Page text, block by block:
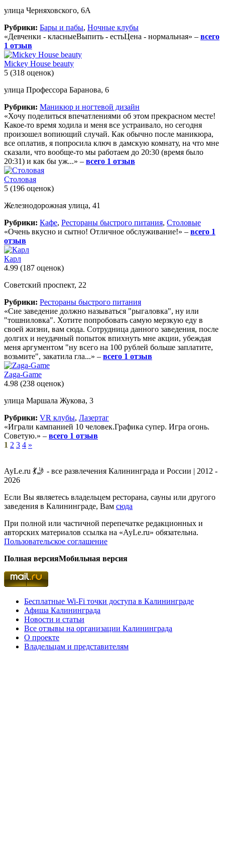
улица Черняховского, 6А
Рубрики: Бары и пабы, Ночные клубы
«Девченки - класныеВыпить - естьЦена - нормальная» – всего
1 отзыв
Mickey House beauty
5 (318 оценок)
улица Профессора Баранова, 6
Рубрики: Маникюр и ногтевой дизайн
«Хочу поделиться впечатлениями об этом прекрасном месте!
Какое-то время ходила и меня все устраивало, но сегодня
произошел вопиющий случай. Как обычно после маникюра,
все оплатив, я попросила ключ в дамскую комнату, на что мне
сказали, что вообще-то мы работаем до 20:30 (время было
20:31) и как бы уж...» – всего 1 отзыв
Столовая
5 (196 оценок)
Железнодорожная улица, 41
Рубрики: Кафе, Рестораны быстрого питания, Столовые
«Очень вкусно и сытно! Отличное обслуживание!» – всего 1
отзыв
Карл
4.99 (187 оценок)
Советский проспект, 22
Рубрики: Рестораны быстрого питания
«Сие заведение должно называться "рыгаловка", ну или
"тошниловка". Хотите попробовать самую мерзкую еду в
своей жизни, вам сюда. Сотрудница данного заведения, после
долгих и неудачный попыток впихнуть мне акции, убеждая
меня аргументом "ну всего на 100 рублей больше заплатите,
возьмите", закатила гла...» – всего 1 отзыв
Zaga-Game
4.98 (238 оценок)
улица Маршала Жукова, 3
Рубрики: VR клубы, Лазертаг
«Играли кампанией 10 человек.Графика супер. Игра огонь.
Советую.» – всего 1 отзыв
1 2 3 4 »
AyLe.ru 💃🤳 - все развлечения Калининграда и России | 2012 -
2026
Если Вы являетесь владельцем ресторана, сауны или другого
заведения в Калининграде, Вам сюда
При полной или частичной перепечатке редакционных и
авторских материалов ссылка на «AyLe.ru» обязательна.
Пользовательское соглашение
Полная версияМобильная версия
Бесплатные Wi-Fi точки доступа в Калининграде
Афиша Калининграда
Новости и статьи
Все отзывы на организации Калининграда
О проекте
Владельцам и представителям